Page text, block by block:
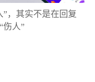
，其实不是在回复
伤人”